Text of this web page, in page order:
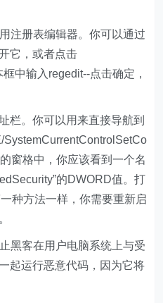
注册表编辑器。你可以通过
它，或者点击
中输入regedit--点击确定，
栏。你可以用来直接导航到
窗格中，你应该看到一个名
的DWORD值。打
种方法一样，你需要重新启
黑客在用户电脑系统上与受
起运行恶意代码，因为它将